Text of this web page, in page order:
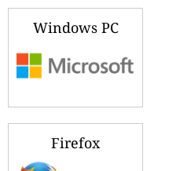
Windows PC
Firefox